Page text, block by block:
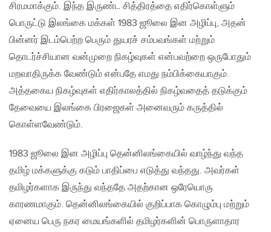
சிரமமாக்கும். இந்த இருண்ட சித்திரத்தை எதிர்கொள்ளும்
பொருட்டு இலங்கை மக்கள் 1983 ஜூலை இன அழிப்பு, அதன்
பின்னர் இடம்பெற்ற பெரும் துயரச் சம்பவங்கள் மற்றும்
தொடர்ச்சியான வன்முறை நிகழ்வுகள் என்பவற்றை ஒருபோதும்
மறவாதிருக்க வேண்டும் என்பதே எமது நம்பிக்கையாகும்.
அத்தகைய நிகழ்வுகள் எதிர்காலத்தில் நிகழ்வதைத் தடுக்கும்
தேவையை இலங்கை பிரஜைகள் அனைவரும் கருத்தில்
கொள்ளவேண்டும்.
1983 ஜூலை இன அழிப்பு தென்னிலங்கையில் வாழ்ந்து வந்த
தமிழ் மக்களுக்கு கடும் பாதிப்பை எடுத்து வந்தது. அவர்கள்
தமிழர்களாக இருந்து வந்ததே அதற்கான ஒரேயொரு
காரணமாகும். தென்னிலங்கையில் குறிப்பாக கொழும்பு மற்றும்
ஏனைய பெரு நகர மையங்களில் தமிழர்களின் பொருளாதார